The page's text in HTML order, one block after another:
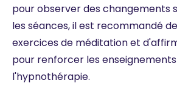
pour observer des changements
les séances, il est recommandé
exercices de méditation et
pour renforcer les
l'hypnothérapie.